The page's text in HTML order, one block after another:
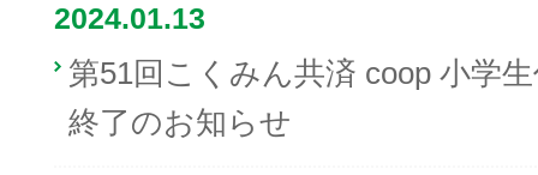
2024.01.13
第51回こくみん共済 coop 小学
終了のお知らせ